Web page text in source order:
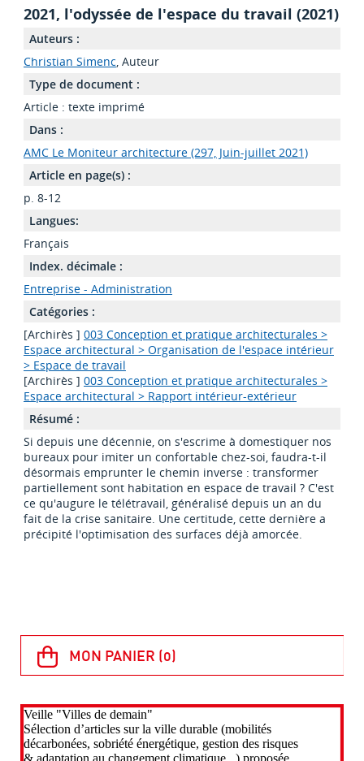
2021, l'odyssée de l'espace du travail (2021)
Auteurs :
Christian Simenc, Auteur
Type de document :
Article : texte imprimé
Dans :
AMC Le Moniteur architecture (297, Juin-juillet 2021)
Article en page(s) :
p. 8-12
Langues:
Français
Index. décimale :
Entreprise - Administration
Catégories :
[Archirès ] 003 Conception et pratique architecturales >
Espace architectural > Organisation de l'espace intérieur
> Espace de travail
[Archirès ] 003 Conception et pratique architecturales >
Espace architectural > Rapport intérieur-extérieur
Résumé :
Si depuis une décennie, on s'escrime à domestiquer nos
bureaux pour imiter un confortable chez-soi, faudra-t-il
désormais emprunter le chemin inverse : transformer
partiellement sont habitation en espace de travail ? C'est
ce qu'augure le télétravail, généralisé depuis un an du
fait de la crise sanitaire. Une certitude, cette dernière a
précipité l'optimisation des surfaces déjà amorcée.